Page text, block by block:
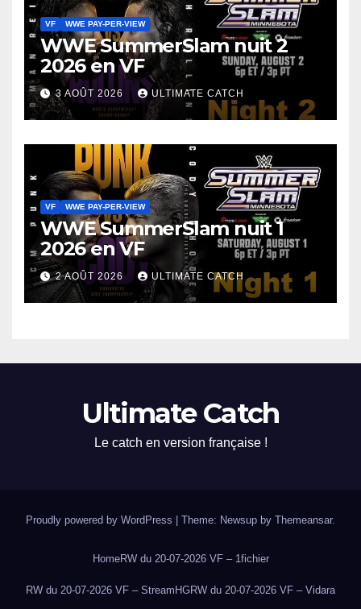
VF WWE PAY-PER-VIEW
WWE SummerSlam nuit 2
2026 en VF
3 AOÛT 2026 ULTIMATE CATCH
VF WWE PAY-PER-VIEW
WWE SummerSlam nuit 1
2026 en VF
2 AOÛT 2026 ULTIMATE CATCH
Ultimate Catch
Le catch en version française !
Proudly powered by WordPress | Theme: Newsup by Themeansar.
HomeRW du 20-07-2026 VF – 1fichier
RW du 20-07-2026 VF – StreamHGRW du 20-07-2026 VF – Vidara